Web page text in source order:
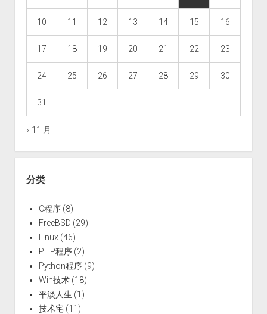
10 11 12 13 14 15 16
17 18 19 20 21 22 23
24 25 26 27 28 29 30
31
« 11 月
分类
C程序(8)
FreeBSD (29)
Linux (46)
PHP程序(2)
Python程序(9)
Win技术(18)
平淡人生 (1)
技术宅(11)